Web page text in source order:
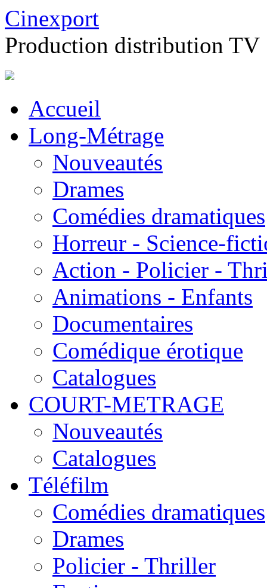
Cinexport
Production distribution TV
Accueil
Long-Métrage
Nouveautés
Drames
Comédies dramatiques
Horreur - Science-
Action - Policier -
Animations - Enfants
Documentaires
Comédique érotique
Catalogues
COURT-METRAGE
Nouveautés
Catalogues
Téléfilm
Comédies dramatiques
Drames
Policier - Thriller